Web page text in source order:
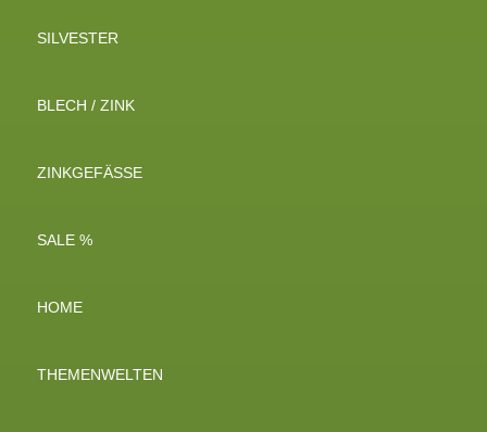
SILVESTER
BLECH / ZINK
ZINKGEFÄSSE
SALE %
HOME
THEMENWELTEN